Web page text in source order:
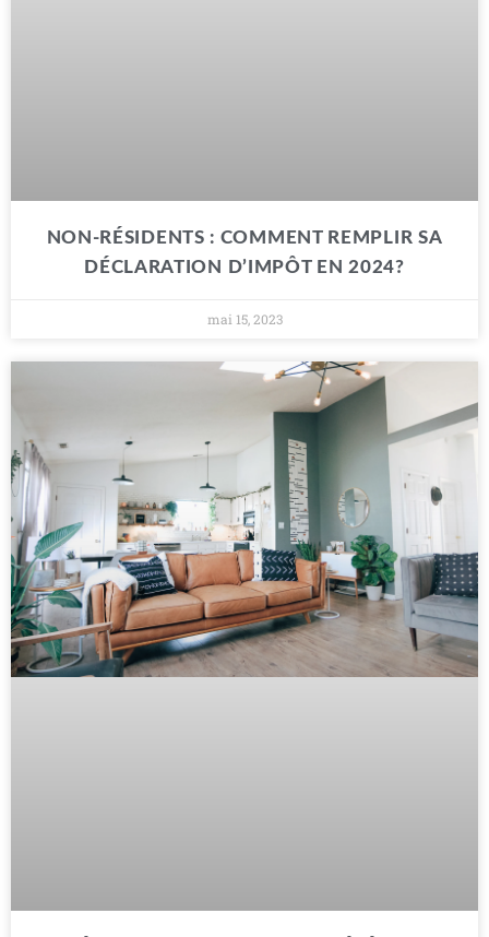
NON-RÉSIDENTS : COMMENT REMPLIR SA
DÉCLARATION D’IMPÔT EN 2024?
mai 15, 2023